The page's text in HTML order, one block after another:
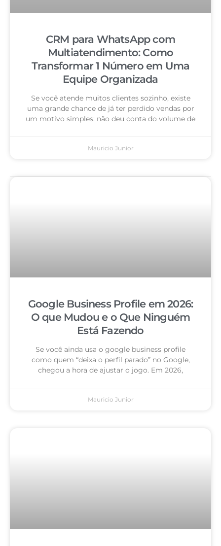
CRM para WhatsApp com
Multiatendimento: Como
Transformar 1 Número em Uma
Equipe Organizada
Se você atende muitos clientes sozinho, existe
uma grande chance de já ter perdido vendas por
um motivo simples: não deu conta do volume de
Mauricio Junior
Google Business Profile em 2026:
O que Mudou e o Que Ninguém
Está Fazendo
Se você ainda usa o google business profile
como quem “deixa o perfil parado” no Google,
chegou a hora de ajustar o jogo. Em 2026,
Mauricio Junior